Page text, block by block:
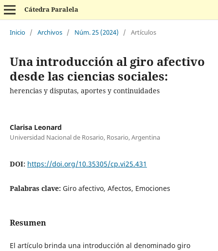
Cátedra Paralela
Inicio / Archivos / Núm. 25 (2024) / Artículos
Una introducción al giro afectivo
desde las ciencias sociales:
herencias y disputas, aportes y continuidades
Clarisa Leonard
Universidad Nacional de Rosario, Rosario, Argentina
DOI: https://doi.org/10.35305/cp.vi25.431
Palabras clave: Giro afectivo, Afectos, Emociones
Resumen
El artículo brinda una introducción al denominado giro